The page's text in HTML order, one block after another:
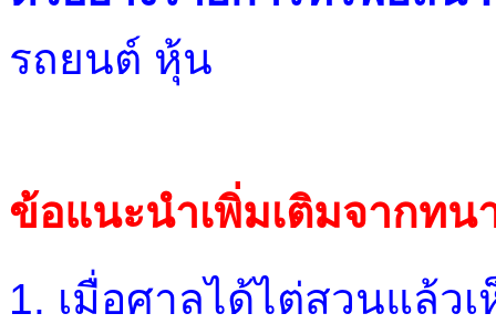
รถยนต์ หุ้น
ข้อแนะนำเพิ่มเติมจากทน
1. เมื่อศาลได้ไต่สวนแล้ว